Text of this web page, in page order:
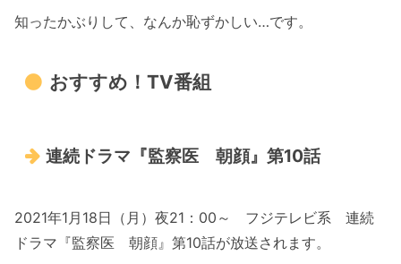
知ったかぶりして、なんか恥ずかしい…です。
おすすめ！TV番組
連続ドラマ『監察医 朝顔』第10話
2021年1月18日（月）夜21：00～ フジテレビ系 連続
ドラマ『監察医 朝顔』第10話が放送されます。